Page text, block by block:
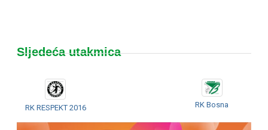
Sljedeća utakmica
RK RESPEKT 2016 RK Bosna